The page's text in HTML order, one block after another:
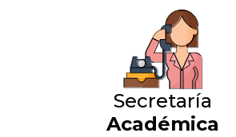
Secretaría
Académica